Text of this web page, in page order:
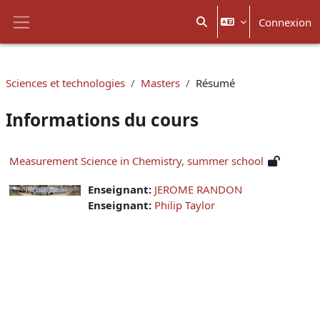
Activer/désactiver la
Connexion
Sciences et technologies Masters Résumé
Informations du cours
Measurement Science in Chemistry, summer school
Enseignant: JEROME RANDON
Enseignant: Philip Taylor